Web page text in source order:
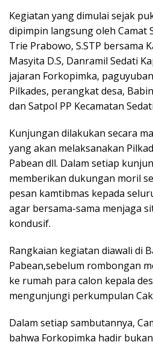
Kegiatan yang dimulai sejak
dipimpin langsung oleh Camat
Trie Prabowo, S.STP bersama
Masyita D.S, Danramil Sedati
jajaran Forkopimka,
Pilkades, perangkat desa,
dan Satpol PP Kecamatan
Kunjungan dilakukan secara
yang akan melaksanakan
Pabean dll. Dalam setiap
memberikan dukungan moril
pesan kamtibmas kepada
agar bersama-sama menjaga
kondusif.
Rangkaian kegiatan diawali di
Pabean,sebelum rombongan
ke rumah para calon kepala
mengunjungi perkumpulan
Dalam setiap sambutannya,
bahwa Forkopimka hadir